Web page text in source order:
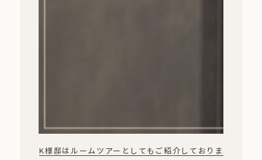
K様邸はルームツアーとしてもご紹介しておりま